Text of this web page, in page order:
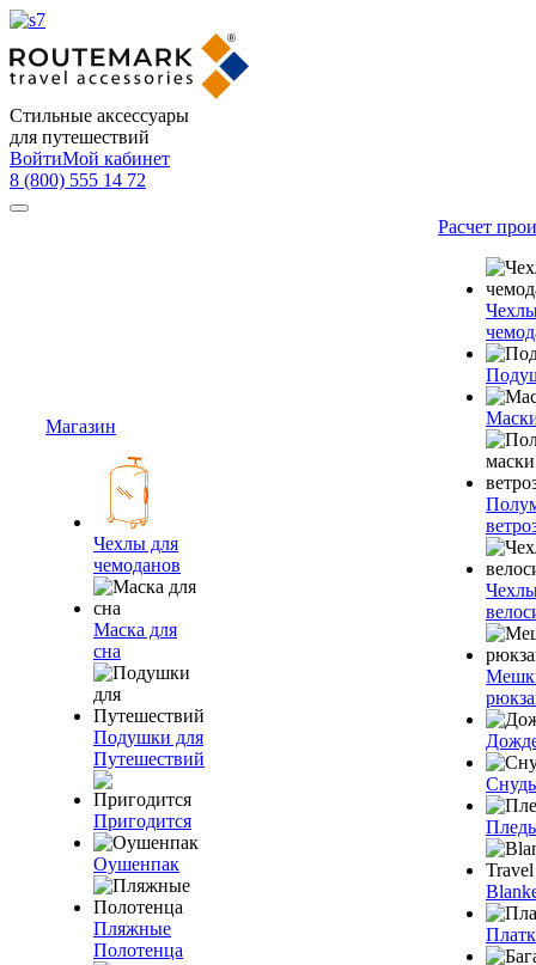
Стильные аксессуары
для путешествий
ВойтиМой кабинет
8 (800) 555 14 72
Магазин
Чехлы для
чемоданов
Маска для
сна
Подушки для
Путешествий
Пригодится
Оушенпак
Пляжные
Полотенца
Расчет